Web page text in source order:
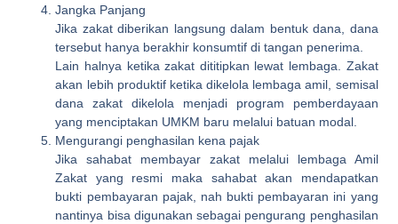
Jangka Panjang
Jika zakat diberikan langsung dalam bentuk dana, dana
tersebut hanya berakhir konsumtif di tangan penerima.
Lain halnya ketika zakat dititipkan lewat lembaga. Zakat
akan lebih produktif ketika dikelola lembaga amil, semisal
dana zakat dikelola menjadi program pemberdayaan
yang menciptakan UMKM baru melalui batuan modal.
Mengurangi penghasilan kena pajak
Jika sahabat membayar zakat melalui lembaga Amil
Zakat yang resmi maka sahabat akan mendapatkan
bukti pembayaran pajak, nah bukti pembayaran ini yang
nantinya bisa digunakan sebagai pengurang penghasilan